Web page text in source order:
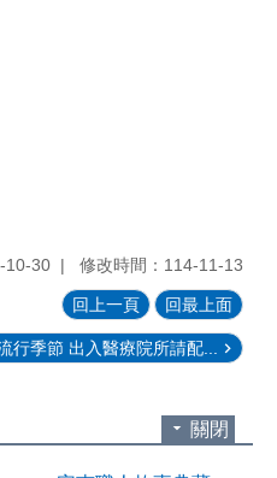
10-30 修改時間：114-11-13
回上一頁 回最上面
行季節 出入醫療院所請配...
關閉